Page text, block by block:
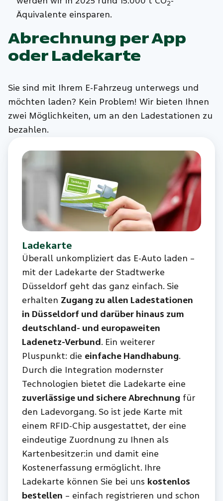
2
Äquivalente einsparen.
Abrechnung per App
oder Ladekarte
Sie sind mit Ihrem E-Fahrzeug unterwegs und
möchten laden? Kein Problem! Wir bieten Ihnen
zwei Möglichkeiten, um an den Ladestationen zu
bezahlen.
Ladekarte
Überall unkompliziert das E-Auto laden –
mit der Ladekarte der Stadtwerke
Düsseldorf geht das ganz einfach. Sie
erhalten Zugang zu allen Ladestationen
in Düsseldorf und darüber hinaus zum
deutschland- und europaweiten
Ladenetz-Verbund. Ein weiterer
Pluspunkt: die einfache Handhabung.
Durch die Integration modernster
Technologien bietet die Ladekarte eine
zuverlässige und sichere Abrechnung für
den Ladevorgang. So ist jede Karte mit
einem RFID-Chip ausgestattet, der eine
eindeutige Zuordnung zu Ihnen als
Kartenbesitzer:in und damit eine
Kostenerfassung ermöglicht. Ihre
Ladekarte können Sie bei uns kostenlos
bestellen – einfach registrieren und schon